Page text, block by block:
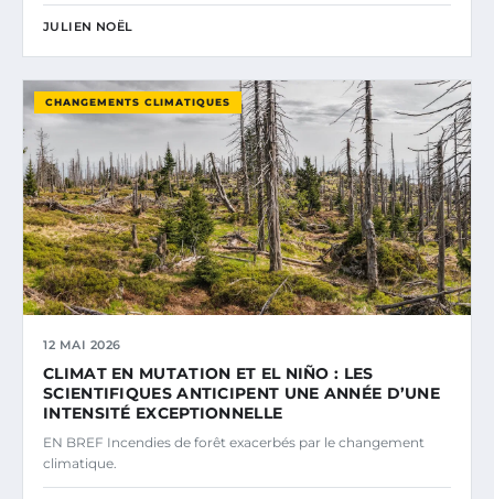
JULIEN NOËL
CHANGEMENTS CLIMATIQUES
12 MAI 2026
CLIMAT EN MUTATION ET EL NIÑO : LES
SCIENTIFIQUES ANTICIPENT UNE ANNÉE D’UNE
INTENSITÉ EXCEPTIONNELLE
EN BREF Incendies de forêt exacerbés par le changement
climatique.